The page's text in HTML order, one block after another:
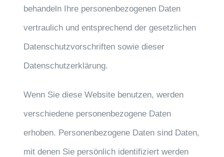
behandeln Ihre personenbezogenen Daten
vertraulich und entsprechend der gesetzlichen
Datenschutzvorschriften sowie dieser
Datenschutzerklärung.
Wenn Sie diese Website benutzen, werden
verschiedene personenbezogene Daten
erhoben. Personenbezogene Daten sind Daten,
mit denen Sie persönlich identifiziert werden